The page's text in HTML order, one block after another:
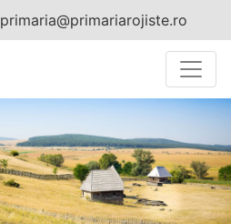
primaria@primariarojiste.ro